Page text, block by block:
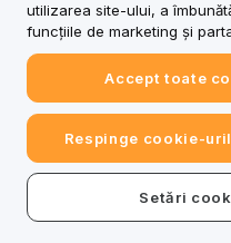
Cărți albe
activele cripto
utilizarea site-ului, a
funcțiile de marketing și
Accept toate
Respinge cookie-
Setări